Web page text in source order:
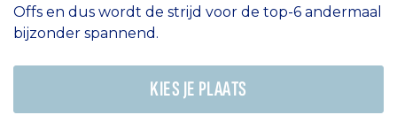
Offs en dus wordt de strijd voor de top-6 andermaal
bijzonder spannend.
KIES JE PLAATS